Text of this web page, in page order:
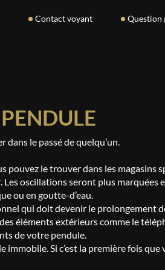
Contact voyant Question
PENDULE
le passé de quelqu’un.
pouvez le trouver dans les magasins
oscillations seront plus
ou en goutte-d’eau.
qui doit devenir le prolongement
éléments extérieurs comme le
de votre pendule.
Si c’est la première fois